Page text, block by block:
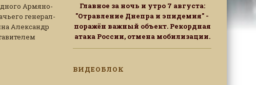
Армяно-
генерал-
Александр
Главное за ночь и утро 7 августа:
"Отравление Днепра и эпидемия" -
поражён важный объект. Рекордная
атака России, отмена мобилизации.
ВИДЕОБЛОК